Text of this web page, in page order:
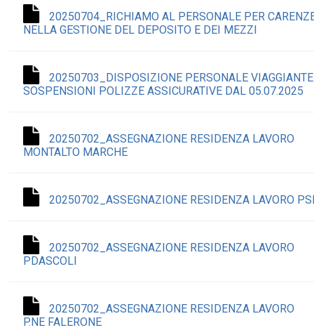
20250704_RICHIAMO AL PERSONALE PER
NELLA GESTIONE DEL DEPOSITO E DEI MEZZI
20250703_DISPOSIZIONE PERSONALE VIAGGIANTE
SOSPENSIONI POLIZZE ASSICURATIVE DAL 05.07.2025
20250702_ASSEGNAZIONE RESIDENZA LAVORO
MONTALTO MARCHE
20250702_ASSEGNAZIONE RESIDENZA LAVORO
20250702_ASSEGNAZIONE RESIDENZA LAVORO
PDASCOLI
20250702_ASSEGNAZIONE RESIDENZA LAVORO
P.NE FALERONE